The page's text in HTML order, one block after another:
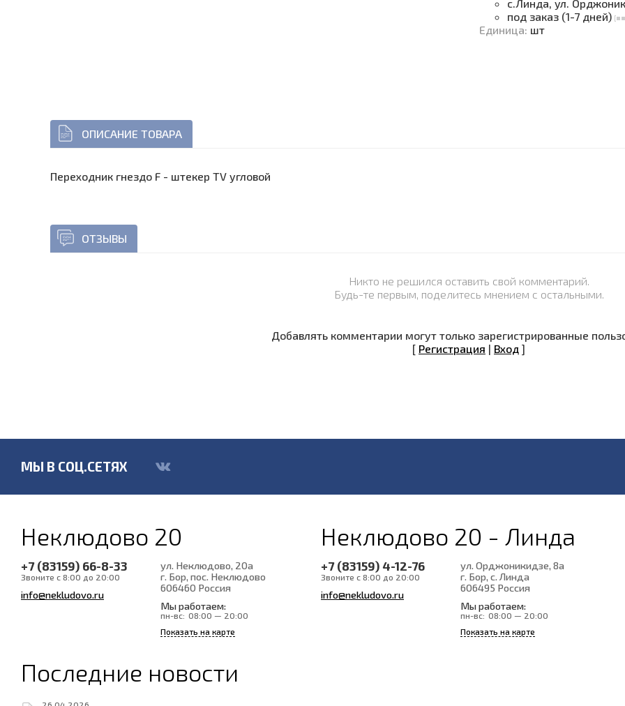
с.Линда, ул.
под заказ (1-7 дней)
Единица: шт
ОПИСАНИЕ ТОВАРА
Переходник гнездо F - штекер TV угловой
ОТЗЫВЫ
Никто не решился оставить свой комментарий.
Будь-те первым, поделитесь мнением с остальными.
Добавлять комментарии могут только зарегистрированные
[ Регистрация | Вход ]
МЫ В СОЦ.СЕТЯХ
Неклюдово 20
+7 (83159) 66-8-33
Звоните с 8:00 до 20:00
info@nekludovo.ru
ул. Неклюдово, 20а
г. Бор, пос. Неклюдово
606460 Россия
Мы работаем:
пн-вс: 08:00 — 20:00
Показать на карте
Неклюдово 20 - Линда
+7 (83159) 4-12-76
Звоните с 8:00 до 20:00
info@nekludovo.ru
ул. Орджоникидзе, 8а
г. Бор, с. Линда
606495 Россия
Мы работаем:
пн-вс: 08:00 — 20:00
Показать на карте
Последние новости